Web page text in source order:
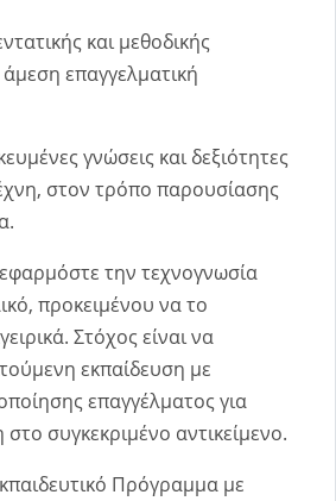
και μεθοδικής
επαγγελματική
γνώσεις και δεξιότητες
στον τρόπο παρουσίασης
εφαρμόστε την τεχνογνωσία
προκειμένου να το
Στόχος είναι να
εκπαίδευση με
επαγγέλματος για
συγκεκριμένο αντικείμενο.
Πρόγραμμα με